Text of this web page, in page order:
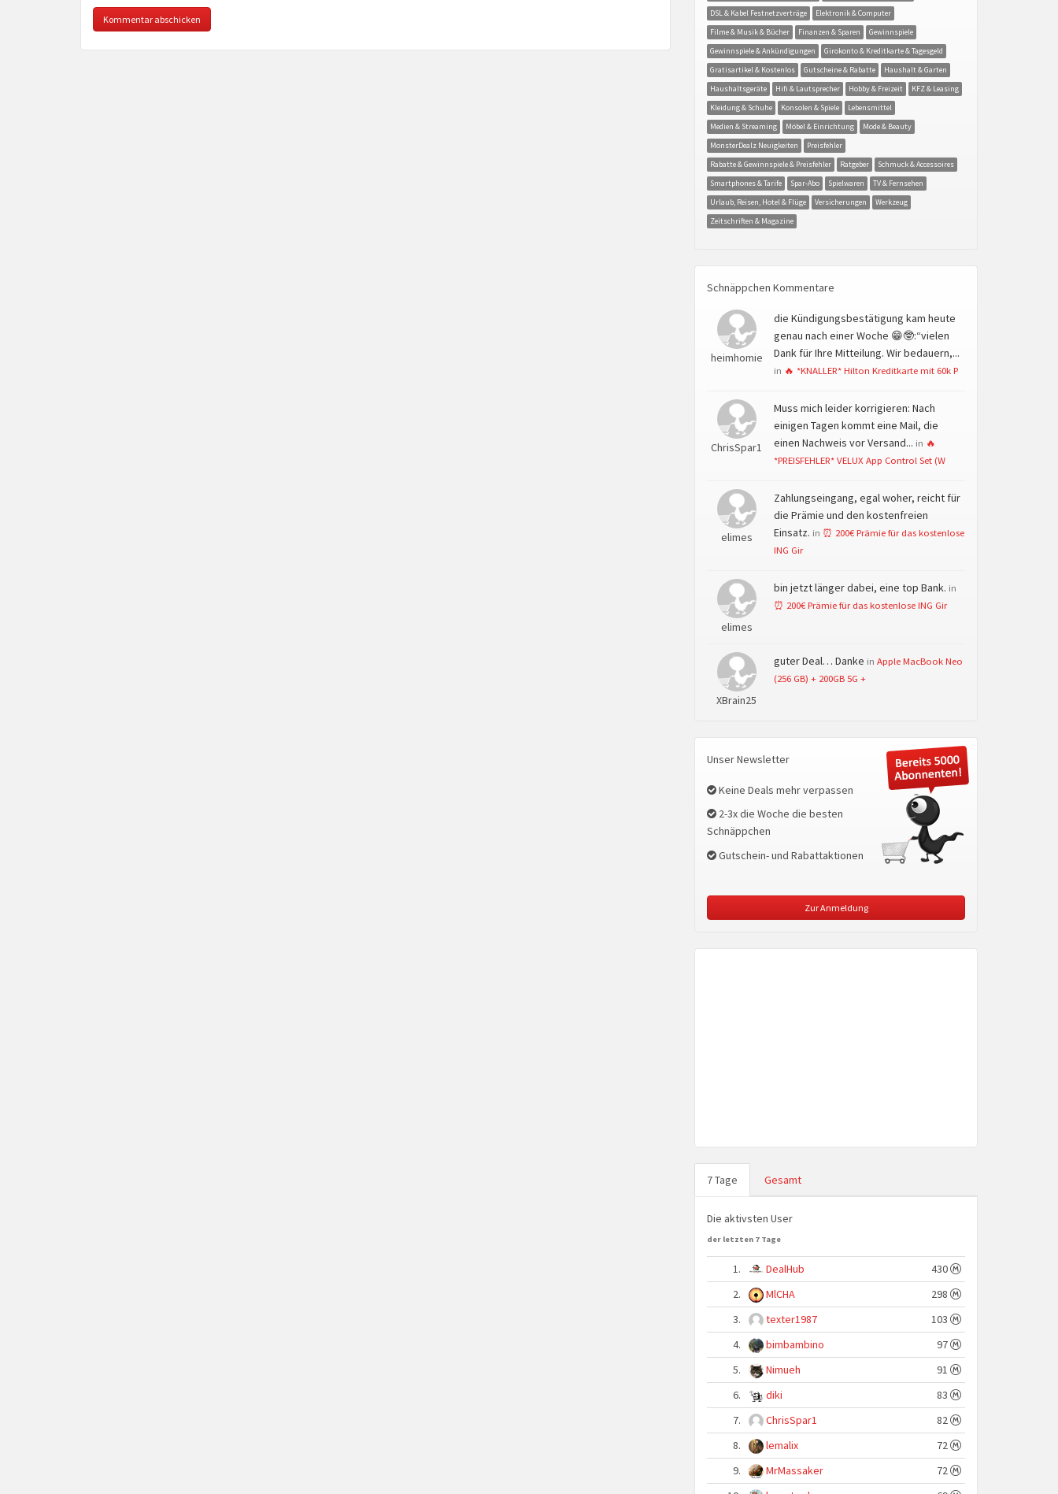
DSL & Kabel Festnetzverträge
Elektronik & Computer
Filme & Musik & Bücher
Finanzen & Sparen
Gewinnspiele
Gewinnspiele & Ankündigungen
Girokonto & Kreditkarte & Tagesgeld
Gratisartikel & Kostenlos
Gutscheine & Rabatte
Haushalt & Garten
Haushaltsgeräte
Hifi & Lautsprecher Hobby & Freizeit
KFZ & Leasing
Kleidung & Schuhe
Konsolen & Spiele
Lebensmittel
Medien & Streaming
Möbel & Einrichtung
Mode & Beauty
MonsterDealz Neuigkeiten
Preisfehler
Rabatte & Gewinnspiele & Preisfehler
Ratgeber
Schmuck & Accessoires
Smartphones & Tarife
Spar-Abo Spielwaren
TV & Fernsehen
Urlaub, Reisen, Hotel & Flüge
Versicherungen
Werkzeug
Zeitschriften & Magazine
Schnäppchen Kommentare
heimhomie
die Kündigungsbestätigung kam heute
genau nach einer Woche 😁🤓:“vielen
Dank für Ihre Mitteilung. Wir bedauern,...
in 🔥 *KNALLER* Hilton Kreditkarte mit 60k P
ChrisSpar1
Muss mich leider korrigieren: Nach
einigen Tagen kommt eine Mail, die
einen Nachweis vor Versand... in 🔥
*PREISFEHLER* VELUX App Control Set (W
elimes
Zahlungseingang, egal woher, reicht für
die Prämie und den kostenfreien
Einsatz. in ⏰ 200€ Prämie für das kostenlose
ING Gir
elimes
bin jetzt länger dabei, eine top Bank. in
⏰ 200€ Prämie für das kostenlose ING Gir
XBrain25
guter Deal… Danke in Apple MacBook Neo
(256 GB) + 200GB 5G +
Unser Newsletter
Keine Deals mehr verpassen
2-3x die Woche die besten
Schnäppchen
Gutschein- und Rabattaktionen
Zur Anmeldung
7 Tage Gesamt
Die aktivsten User
der letzten 7 Tage
1. DealHub
430
2.
MlCHA
298
3.
texter1987
103
4.
bimbambino
97
5.
Nimueh
91
6.
diki
83
7.
ChrisSpar1
82
8.
lemalix
72
9.
MrMassaker
72